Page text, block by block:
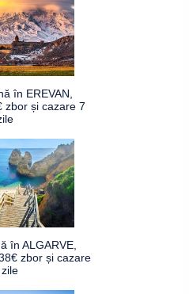
în EREVAN,
zbor și cazare 7
în ALGARVE,
zbor și cazare